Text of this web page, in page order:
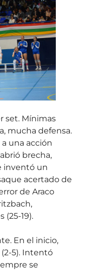
set. Mínimas
mucha defensa.
a una acción
brecha,
inventó un
acertado de
de Araco
(25-19).
En el inicio,
5). Intentó
se